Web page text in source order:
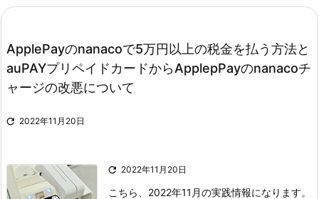
検索
ApplePayのnanacoで5万円以上の税金を払う方法と
auPAYプリペイドカードからApplepPayのnanacoチ
ャージの改悪について
 2022年11月20日
 2022年11月20日
こちら、2022年11月の実践情報になります。